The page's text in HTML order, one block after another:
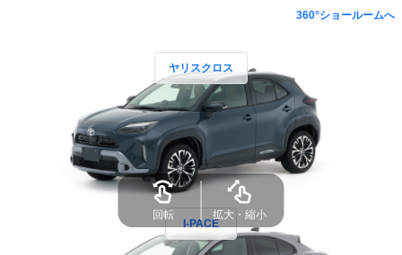
360°ショールームへ
ヤリスクロス
I-PACE
回転 拡大・縮小